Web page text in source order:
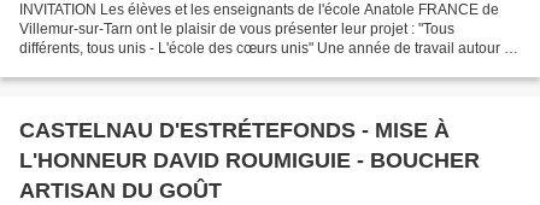
INVITATION Les élèves et les enseignants de l'école Anatole FRANCE de
Villemur-sur-Tarn ont le plaisir de vous présenter leur projet : "Tous
différents, tous unis - L'école des cœurs unis" Une année de travail autour du
CASTELNAU D'ESTRÉTEFONDS - MISE À
L'HONNEUR DAVID ROUMIGUIE - BOUCHER
ARTISAN DU GOÛT